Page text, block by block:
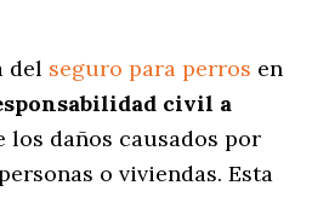
del seguro para perros en
civil a
los daños causados por
o viviendas. Esta